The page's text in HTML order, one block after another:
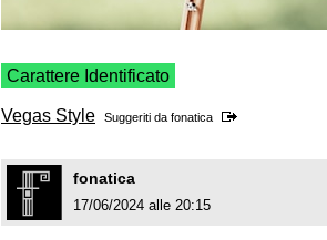
Carattere Identificato
Vegas Style Suggeriti da fonatica
fonatica
17/06/2024 alle 20:15